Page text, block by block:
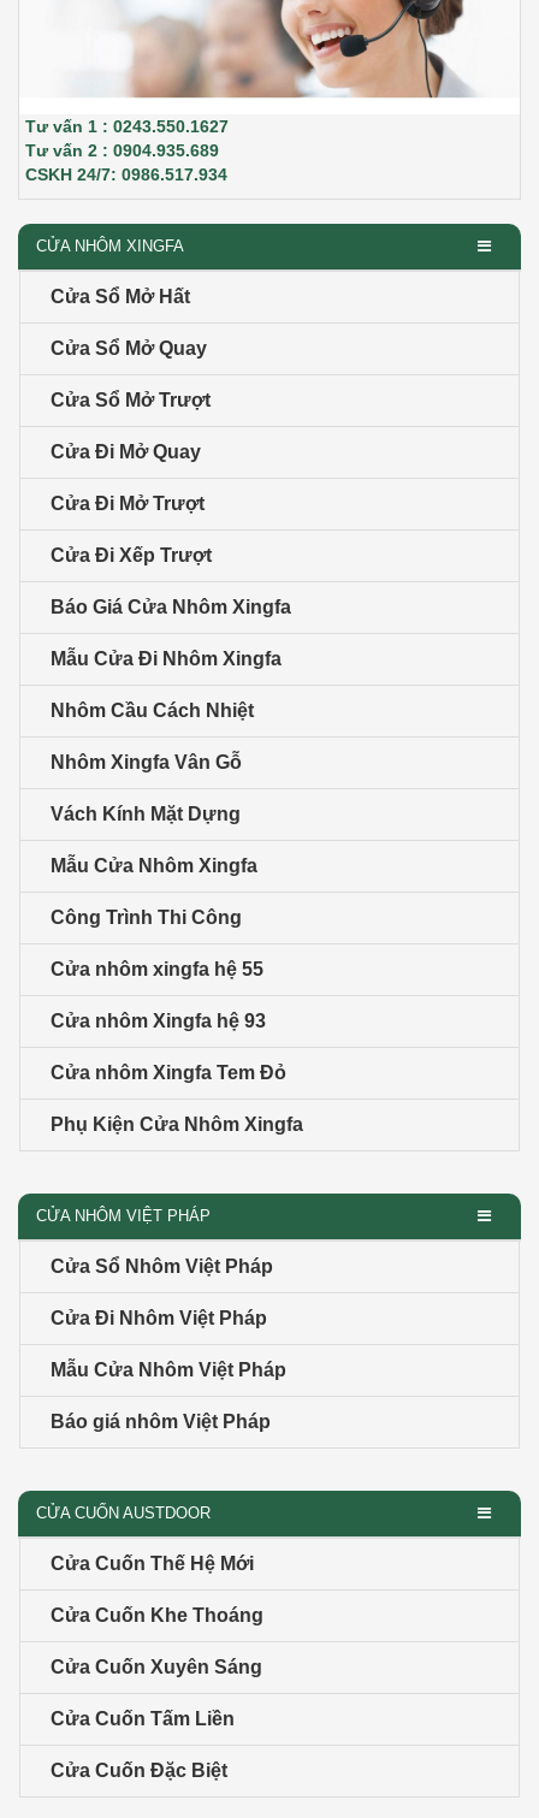
Tư vấn 1 : 0243.550.1627
Tư vấn 2 : 0904.935.689
CSKH 24/7: 0986.517.934
CỬA NHÔM XINGFA
Cửa Sổ Mở Hất
Cửa Sổ Mở Quay
Cửa Sổ Mở Trượt
Cửa Đi Mở Quay
Cửa Đi Mở Trượt
Cửa Đi Xếp Trượt
Báo Giá Cửa Nhôm Xingfa
Mẫu Cửa Đi Nhôm Xingfa
Nhôm Cầu Cách Nhiệt
Nhôm Xingfa Vân Gỗ
Vách Kính Mặt Dựng
Mẫu Cửa Nhôm Xingfa
Công Trình Thi Công
Cửa nhôm xingfa hệ 55
Cửa nhôm Xingfa hệ 93
Cửa nhôm Xingfa Tem Đỏ
Phụ Kiện Cửa Nhôm Xingfa
CỬA NHÔM VIỆT PHÁP
Cửa Sổ Nhôm Việt Pháp
Cửa Đi Nhôm Việt Pháp
Mẫu Cửa Nhôm Việt Pháp
Báo giá nhôm Việt Pháp
CỬA CUỐN AUSTDOOR
Cửa Cuốn Thế Hệ Mới
Cửa Cuốn Khe Thoáng
Cửa Cuốn Xuyên Sáng
Cửa Cuốn Tấm Liền
Cửa Cuốn Đặc Biệt